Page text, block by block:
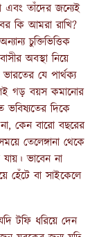
এবং তাঁদের জন্যেই
কি আমরা রাখি?
চুক্তিভিত্তিক
অবস্থা নিয়ে
যে পার্থক্য
গড় বয়স কমানোর
ভবিষ্যতের দিকে
কেন বারো বছরের
তেলেঙ্গানা থেকে
ভাবেন না
হেঁটে বা সাইকেলে
টফি ধরিয়ে দেন